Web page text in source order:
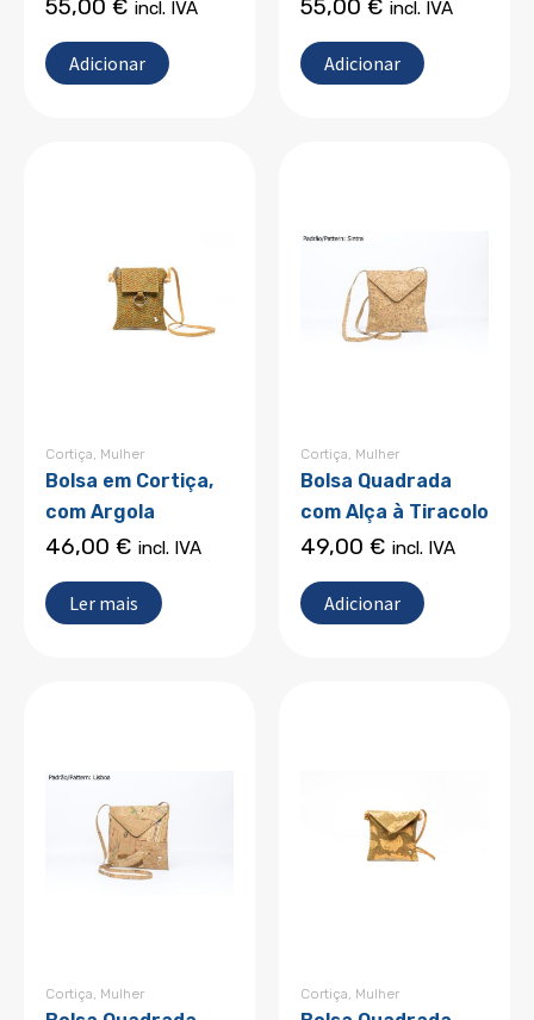
55,00 € incl. IVA
Adicionar
55,00 € incl. IVA
Adicionar
Cortiça Mulher
Bolsa em Cortiça,
com Argola
46,00 € incl. IVA
Ler mais
Cortiça Mulher
Bolsa Quadrada
com Alça à Tiracolo
49,00 € incl. IVA
Adicionar
Cortiça Mulher Cortiça Mulher